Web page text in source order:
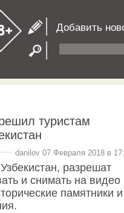
Добавить
туристам
danilov 07 Февраля 2018 в
разрешат
и снимать на видео
памятники и